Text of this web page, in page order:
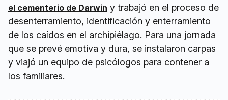
el cementerio de Darwin y trabajó en el proceso de
desenterramiento, identificación y enterramiento
de los caídos en el archipiélago. Para una jornada
que se prevé emotiva y dura, se instalaron carpas
y viajó un equipo de psicólogos para contener a
los familiares.